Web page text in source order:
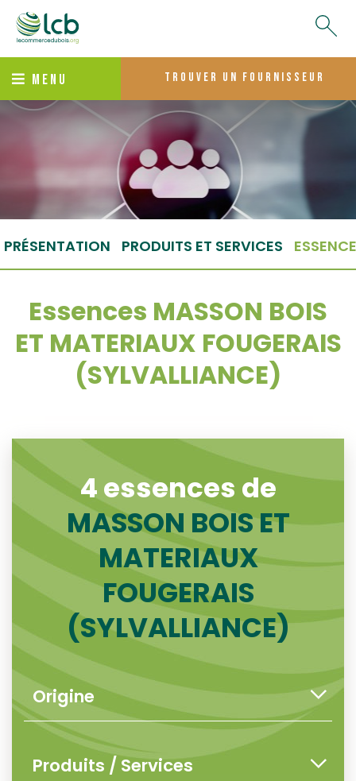
MENU trouver un fournisseur
PRÉSENTATION PRODUITS ET SERVICES
Essences MASSON BOIS
ET MATERIAUX FOUGERAIS
(SYLVALLIANCE)
4 essences de
MASSON BOIS ET
MATERIAUX
FOUGERAIS
(SYLVALLIANCE)